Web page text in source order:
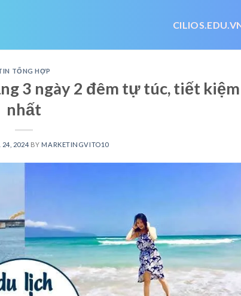
TỔNG HỢP
3 ngày 2 đêm tự túc, tiết kiệm
nhất
24, 2024 BY MARKETINGVITO10